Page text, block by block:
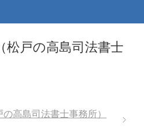
松戸の高島司法書士
高島司法書士事務所）